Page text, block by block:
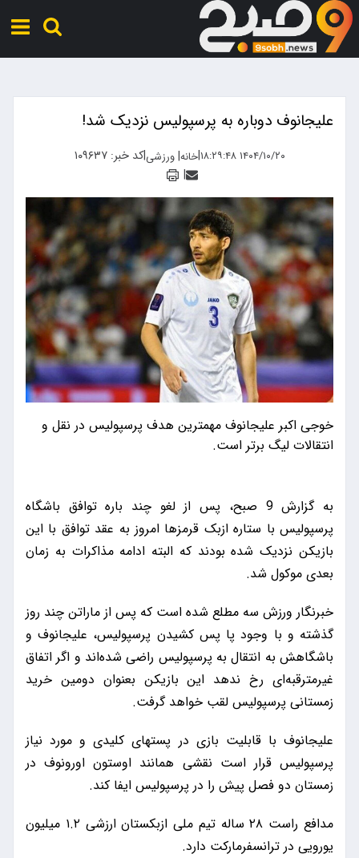
علیجانوف دوباره به پرسپولیس نزدیک شد!
۱۴۰۴/۱۰/۲۰ ۱۸:۲۹:۴۸ |خانه|ورزشی|کد خبر: ۱۰۹۶۳۷
|
خوجی اکبر علیجانوف مهمترین هدف پرسپولیس در نقل و
انتقالات لیگ برتر است.
به گزارش 9 صبح، پس از لغو چند باره توافق باشگاه
پرسپولیس با ستاره ازبک قرمزها امروز به عقد توافق با این
بازیکن نزدیک شده بودند که البته ادامه مذاکرات به زمان
بعدی موکول شد.
خبرنگار ورزش سه مطلع شده است که پس از ماراتن چند روز
گذشته و با وجود پا پس کشیدن پرسپولیس، علیجانوف و
باشگاهش به انتقال به پرسپولیس راضی شده‌اند و اگر اتفاق
غیرمترقبه‌ای رخ ندهد این بازیکن بعنوان دومین خرید
زمستانی پرسپولیس لقب خواهد گرفت.
علیجانوف با قابلیت بازی در پستهای کلیدی و مورد نیاز
پرسپولیس قرار است نقشی همانند اوستون اورونوف در
زمستان دو فصل پیش را در پرسپولیس ایفا کند.
مدافع راست ۲۸ ساله تیم ملی ازبکستان ارزشی ۱.۲ میلیون
یورویی در ترانسفرمارکت دارد.